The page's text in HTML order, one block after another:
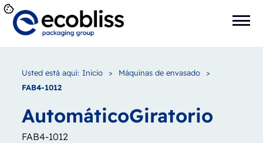
Usted está aquí: Inicio > Máquinas de envasado
>
FAB4-1012
AutomáticoGiratorio
FAB4-1012